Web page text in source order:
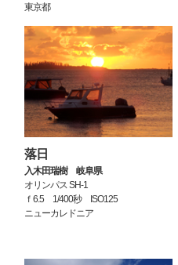
東京都
落日
入木田瑞樹 岐阜県
オリンパス SH-1
ｆ6.5 1/400秒 ISO125
ニューカレドニア